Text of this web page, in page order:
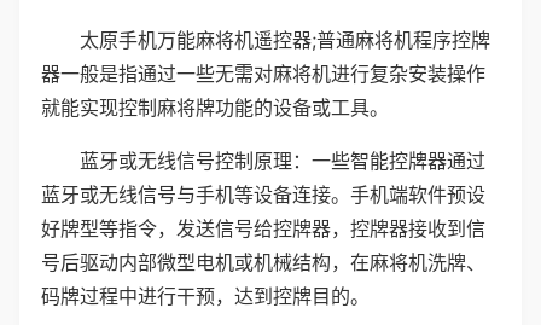
太原手机万能麻将机遥控器;普通麻将机程序控牌
器一般是指通过一些无需对麻将机进行复杂安装操作
就能实现控制麻将牌功能的设备或工具。
蓝牙或无线信号控制原理：一些智能控牌器通过
蓝牙或无线信号与手机等设备连接。手机端软件预设
好牌型等指令，发送信号给控牌器，控牌器接收到信
号后驱动内部微型电机或机械结构，在麻将机洗牌、
码牌过程中进行干预，达到控牌目的。